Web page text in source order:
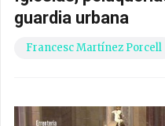
guardia urbana
Francesc Martínez Porcell